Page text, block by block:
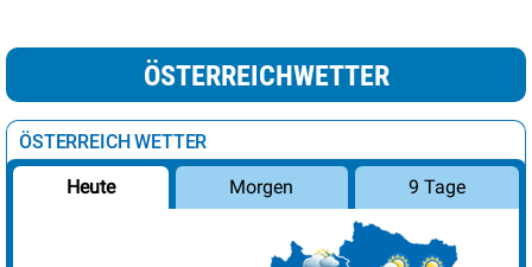
ÖSTERREICHWETTER
ÖSTERREICH WETTER
Heute Morgen 9 Tage